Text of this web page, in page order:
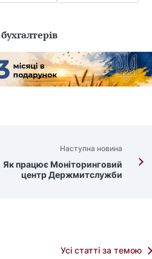
Наступна новина
Як працює Моніторинговий
центр Держмитслужби
Усі статті за темою